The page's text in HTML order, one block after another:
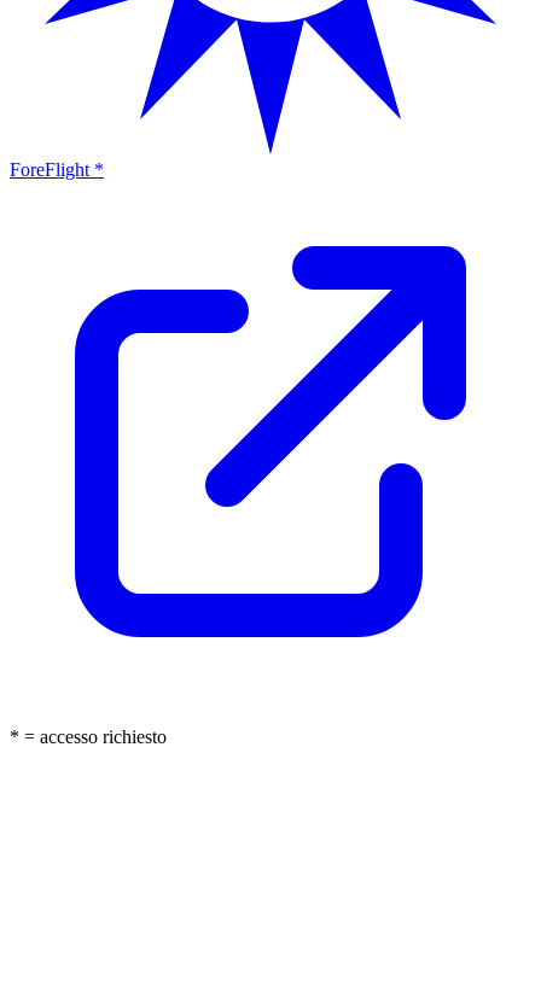
ForeFlight *
* = accesso richiesto